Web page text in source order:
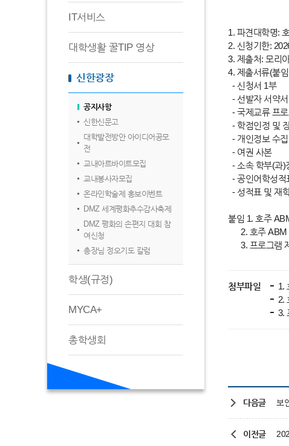
IT서비스
대학생활 꿀TIP 영상
신한광장
공지사항
신한신문고
대학발전방안 아이디어공모
전
교내아르바이트모집
교내봉사자모집
온라인학술제 홍보이벤트
DMZ 세계평화추수감사축제
DMZ 평화의 손편지 대회 참
여신청
총장님 정오기도 칼럼
학생(규정)
MYCA+
총학생회
1. 파견대학명:
2. 신청기한:
3. 제출처: 모리
4. 제출서류(붙
- 신청서 1부
- 선발자 서약서
- 국제교류 프
- 학점인정 및
- 개인정보 수
- 여권 사본
- 소속 학부(과)
- 공인어학성적
- 성적표 및 재
붙임 1. 호주
2. 호주 ABM
3. 프로그램
첨부파일
1.
2.
3.
다음글 보
이전글